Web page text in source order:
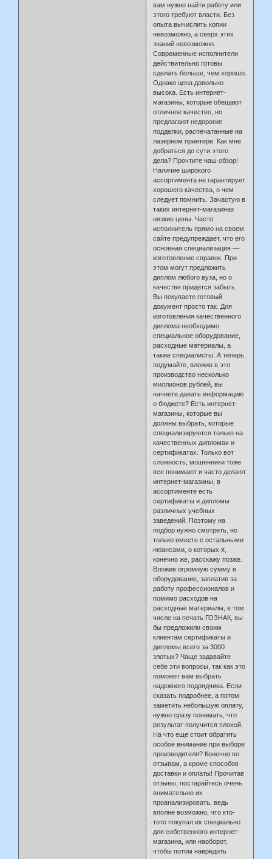
вам нужно найти работу или
этого требуют власти. Без
опыта вычислить копии
невозможно, а сверх этих
знаний невозможно.
Современные исполнители
действительно готовы
сделать больше, чем хорошо.
Однако цена довольно
высока. Есть интернет-
магазины, которые обещают
отличное качество, но
предлагают недорогие
подделки, распечатанные на
лазерном принтере. Как мне
добраться до сути этого
дела? Прочтите наш обзор!
Наличие широкого
ассортимента не гарантирует
хорошего качества, о чем
следует помнить. Зачастую в
таких интернет-магазинах
низкие цены. Часто
исполнитель прямо на своем
сайте предупреждает, что его
основная специализация —
изготовление справок. При
этом могут предложить
диплом любого вуза, но о
качестве придется забыть.
Вы покупаете готовый
документ просто так. Для
изготовления качественного
диплома необходимо
специальное оборудование,
расходные материалы, а
также специалисты. А теперь
подумайте, вложив в это
производство несколько
миллионов рублей, вы
начнете давать информацию
о бюджете? Есть интернет-
магазины, которые вы
должны выбрать, которые
специализируются только на
качественных дипломах и
сертификатах. Только вот
сложность, мошенники тоже
все понимают и часто делают
интернет-магазины, в
ассортименте есть
сертификаты и дипломы
различных учебных
заведений. Поэтому на
подбор нужно смотреть, но
только вместе с остальными
нюансами, о которых я,
конечно же, расскажу позже.
Вложив огромную сумму в
оборудование, заплатив за
работу профессионалов и
помимо расходов на
расходные материалы, в том
числе на печать ГОЗНАК, вы
бы предложили своим
клиентам сертификаты и
дипломы всего за 3000
злотых? Чаще задавайте
себе эти вопросы, так как это
поможет вам выбрать
надежного подрядчика. Если
сказать подробнее, а потом
заметить небольшую оплату,
нужно сразу понимать, что
результат получится плохой.
На что еще стоит обратить
особое внимание при выборе
производителя? Конечно по
отзывам, а кроме способов
доставки и оплаты! Прочитав
отзывы, постарайтесь очень
внимательно их
проанализировать, ведь
вполне возможно, что кто-
тото покупал их специально
для собственного интернет-
магазина, или наоборот,
чтобы потом навредить